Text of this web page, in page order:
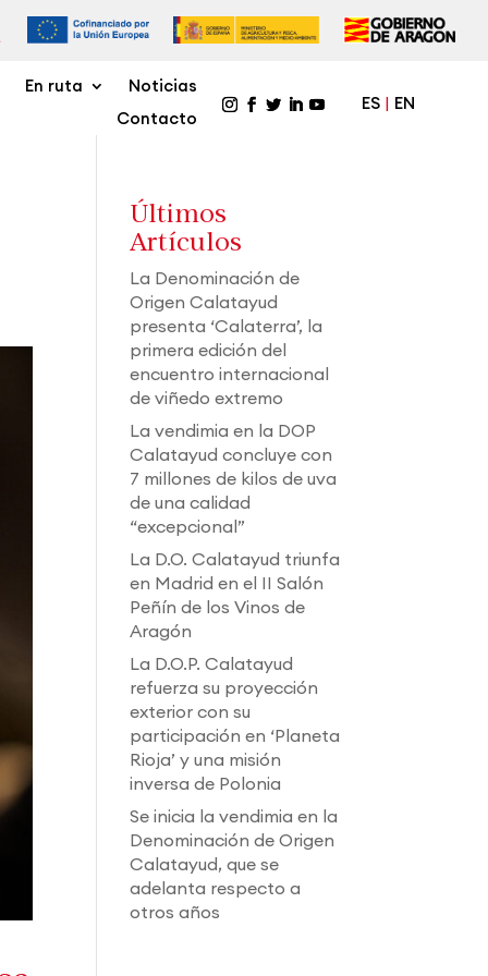
En ruta
Noticias
Contacto
ES EN
Últimos
Artículos
La Denominación de
Origen Calatayud
presenta ‘Calaterra’, la
primera edición del
encuentro internacional
de viñedo extremo
La vendimia en la DOP
Calatayud concluye con
7 millones de kilos de uva
de una calidad
“excepcional”
La D.O. Calatayud triunfa
en Madrid en el II Salón
Peñín de los Vinos de
Aragón
La D.O.P. Calatayud
refuerza su proyección
exterior con su
participación en ‘Planeta
Rioja’ y una misión
inversa de Polonia
Se inicia la vendimia en la
Denominación de Origen
Calatayud, que se
adelanta respecto a
otros años